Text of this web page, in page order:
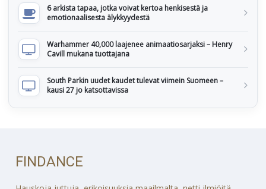
6 arkista tapaa, jotka voivat kertoa henkisestä ja
emotionaalisesta älykkyydestä
Warhammer 40,000 laajenee animaatiosarjaksi – Henry
Cavill mukana tuottajana
South Parkin uudet kaudet tulevat viimein Suomeen –
kausi 27 jo katsottavissa
FINDANCE